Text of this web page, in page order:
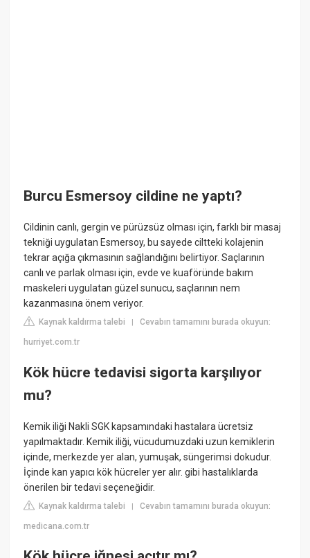
Burcu Esmersoy cildine ne yaptı?
Cildinin canlı, gergin ve pürüzsüz olması için, farklı bir masaj
tekniği uygulatan Esmersoy, bu sayede ciltteki kolajenin
tekrar açığa çıkmasının sağlandığını belirtiyor. Saçlarının
canlı ve parlak olması için, evde ve kuaföründe bakım
maskeleri uygulatan güzel sunucu, saçlarının nem
kazanmasına önem veriyor.
Kaynak kaldırma talebi |Cevabın tamamını burada okuyun:
hurriyet.com.tr
Kök hücre tedavisi sigorta karşılıyor
mu?
Kemik iliği Nakli SGK kapsamındaki hastalara ücretsiz
yapılmaktadır. Kemik iliği, vücudumuzdaki uzun kemiklerin
içinde, merkezde yer alan, yumuşak, süngerimsi dokudur.
İçinde kan yapıcı kök hücreler yer alır. gibi hastalıklarda
önerilen bir tedavi seçeneğidir.
Kaynak kaldırma talebi |Cevabın tamamını burada okuyun:
medicana.com.tr